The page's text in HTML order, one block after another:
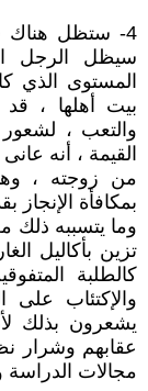
4- ستظل هناك
سيظل الرجل
المستوى الذي
بيت أهلها ،
والتعب ،
القيمة ، أنه
من زوجته ،
بمكافأة الإنجاز
وما يتسببه
تزين بأكاليل
كالطلبة
والإكتئاب على
يشعرون بذلك
عقابهم وشرار
مجالات الدراسة